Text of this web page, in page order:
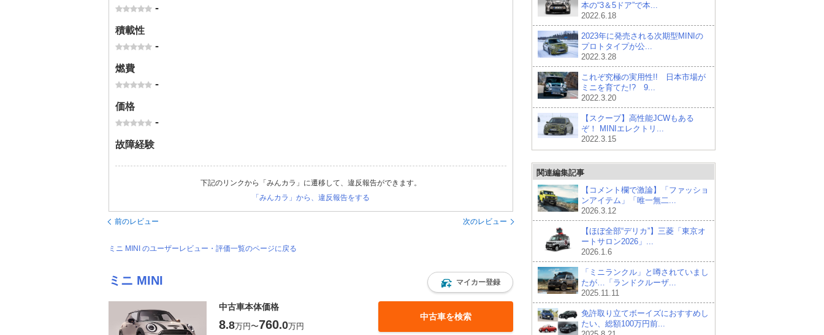
-
積載性
-
燃費
-
価格
-
故障経験
下記のリンクから「みんカラ」に遷移して、違反報告ができます。
「みんカラ」から、違反報告をする
前のレビュー 次のレビュー
ミニ MINI のユーザーレビュー・評価一覧のページに戻る
ミニ MINI マイカー登録
中古車本体価格
8.8万円〜760.0万円
中古車を検索
本の“3＆5ドア”で本...
2022.6.18
2023年に発売される次期型MINIの
プロトタイプが公...
2022.3.28
これぞ究極の実用性!! 日本市場が
ミニを育てた!? 9...
2022.3.20
【スクープ】高性能JCWもある
ぞ！ MINIエレクトリ...
2022.3.15
関連編集記事
【コメント欄で激論】「ファッショ
ンアイテム」「唯一無二...
2026.3.12
【ほぼ全部“デリカ”】三菱「東京オ
ートサロン2026」...
2026.1.6
「ミニランクル」と噂されていまし
たが…「ランドクルーザ...
2025.11.11
免許取り立てボーイズにおすすめし
たい、総額100万円前...